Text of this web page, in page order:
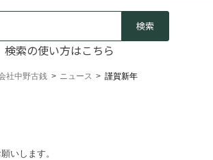
検索の使い方はこちら
社中野古銭 > ニュース > 謹賀新年
いします。